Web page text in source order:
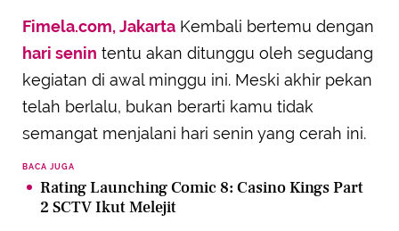
Fimela.com, Jakarta Kembali bertemu dengan
hari senin tentu akan ditunggu oleh segudang
kegiatan di awal minggu ini. Meski akhir pekan
telah berlalu, bukan berarti kamu tidak
semangat menjalani hari senin yang cerah ini.
BACA JUGA
Rating Launching Comic 8: Casino Kings Part
2 SCTV Ikut Melejit